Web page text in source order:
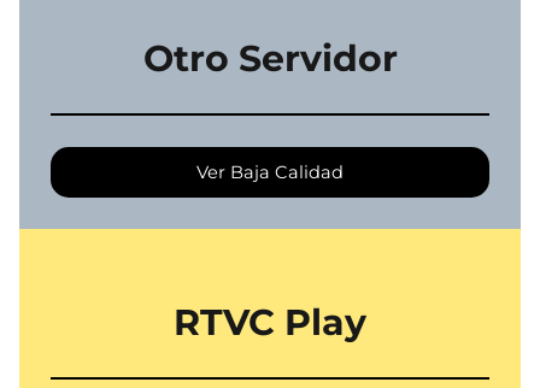
Otro Servidor
Ver Baja Calidad
RTVC Play